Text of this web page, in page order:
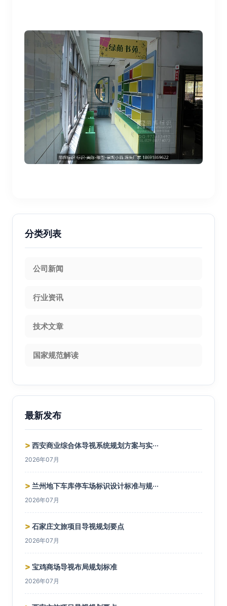
分类列表
公司新闻
行业资讯
技术文章
国家规范解读
最新发布
> 西安商业综合体导视系统规划方案与实···
2026年07月
> 兰州地下车库停车场标识设计标准与规···
2026年07月
> 石家庄文旅项目导视规划要点
2026年07月
> 宝鸡商场导视布局规划标准
2026年07月